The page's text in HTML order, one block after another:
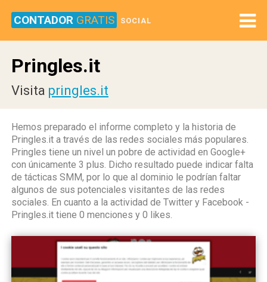
CONTADOR GRATIS SOCIAL
Pringles.it
Visita pringles.it
Hemos preparado el informe completo y la historia de
Pringles.it a través de las redes sociales más populares.
Pringles tiene un nivel un pobre de actividad en Google+
con únicamente 3 plus. Dicho resultado puede indicar falta
de tácticas SMM, por lo que al dominio le podrían faltar
algunos de sus potenciales visitantes de las redes
sociales. En cuanto a la actividad de Twitter y Facebook -
Pringles.it tiene 0 menciones y 0 likes.